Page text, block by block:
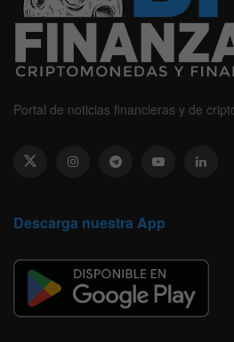
Portal de noticias financieras y de
Descarga nuestra App